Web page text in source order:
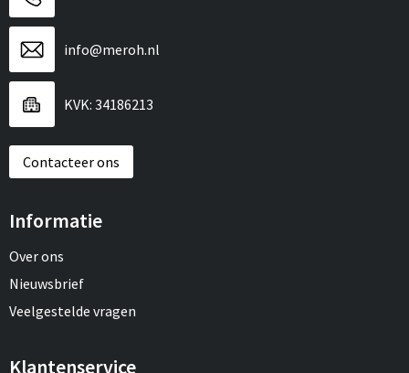
info@meroh.nl
KVK: 34186213
Contacteer ons
Informatie
Over ons
Nieuwsbrief
Veelgestelde vragen
Klantenservice